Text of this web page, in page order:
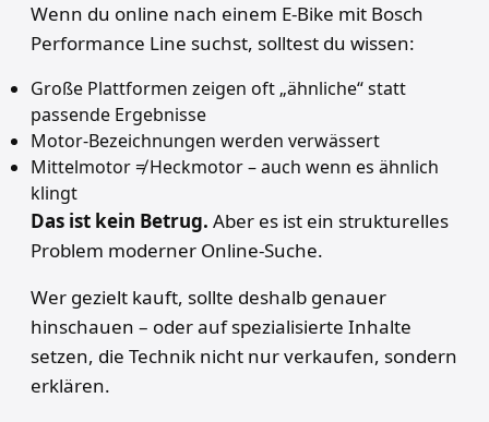
Wenn du online nach einem E-Bike mit Bosch
Performance Line suchst, solltest du wissen:
Große Plattformen zeigen oft „ähnliche“ statt
passende Ergebnisse
Motor-Bezeichnungen werden verwässert
Mittelmotor ≠ Heckmotor – auch wenn es ähnlich
klingt
Das ist kein Betrug. Aber es ist ein strukturelles
Problem moderner Online-Suche.
Wer gezielt kauft, sollte deshalb genauer
hinschauen – oder auf spezialisierte Inhalte
setzen, die Technik nicht nur verkaufen, sondern
erklären.